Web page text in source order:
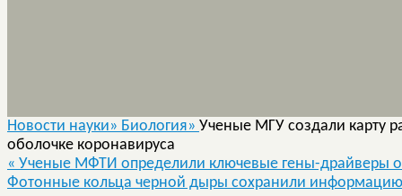
Новости науки» Биология» Ученые МГУ создали карту
оболочке коронавируса
« Ученые МФТИ определили ключевые гены-драйверы
Фотонные кольца черной дыры сохранили